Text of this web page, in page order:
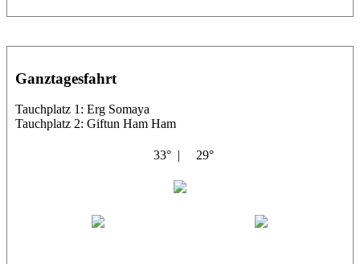
Ganztagesfahrt
Tauchplatz 1: Erg Somaya
Tauchplatz 2: Giftun Ham Ham
33° | 29°